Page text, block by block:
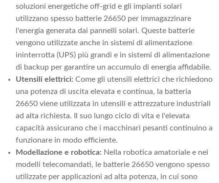
soluzioni energetiche off-grid e gli impianti solari
utilizzano spesso batterie 26650 per immagazzinare
l'energia generata dai pannelli solari. Queste batterie
vengono utilizzate anche in sistemi di alimentazione
ininterrotta (UPS) più grandi e in sistemi di alimentazione
di backup per garantire un accumulo di energia affidabile.
Utensili elettrici: Come gli utensili elettrici che richiedono
una potenza di uscita elevata e continua, la batteria
26650 viene utilizzata in utensili e attrezzature industriali
ad alta richiesta. Il suo lungo ciclo di vita e l'elevata
capacità assicurano che i macchinari pesanti continuino a
funzionare in modo efficiente.
Modellazione e robotica: Nella robotica amatoriale e nei
modelli telecomandati, le batterie 26650 vengono spesso
utilizzate per applicazioni ad alta potenza, in cui sono